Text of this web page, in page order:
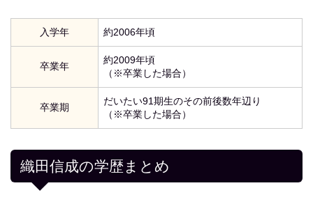
入学年 約2006年頃
卒業年
約2009年頃
（※卒業した場合）
卒業期
だいたい91期生のその前後数年辺り
（※卒業した場合）
織田信成の学歴まとめ